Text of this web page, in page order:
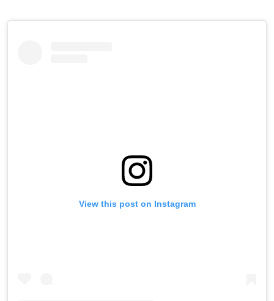
View this post on Instagram